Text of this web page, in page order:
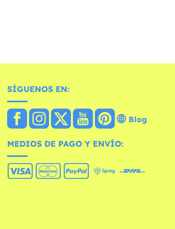
SÍGUENOS EN:
Blog
MEDIOS DE PAGO Y ENVÍO: